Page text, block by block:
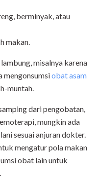
berminyak, atau
makan.
misalnya karena
mengonsumsiobat asam
muntah.
dari pengobatan,
mungkin ada
sesuai anjuran dokter.
mengatur pola makan
obat lain untuk